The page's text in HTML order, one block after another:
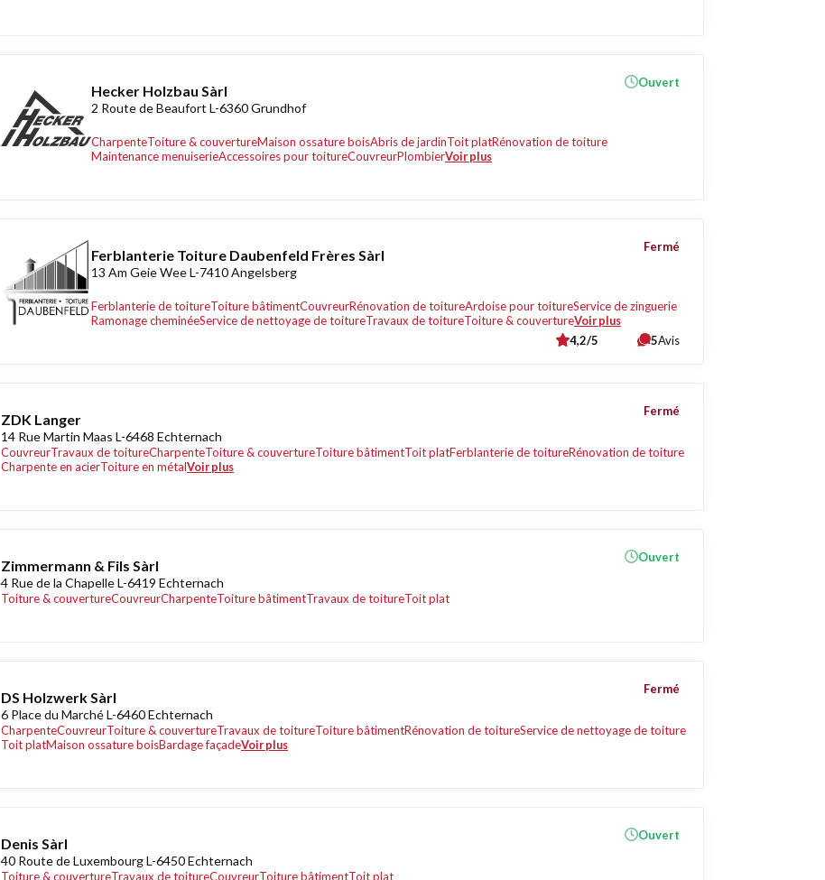
Hecker Holzbau Sàrl
2 Route de Beaufort L-6360 Grundhof
CharpenteToiture & couvertureMaison ossature boisAbris de jardinToit platRénovation de toiture
Maintenance menuiserieAccessoires pour toitureCouvreurPlombierVoir plus
Ouvert
Ferblanterie Toiture Daubenfeld Frères Sàrl
13 Am Geie Wee L-7410 Angelsberg
Ferblanterie de toitureToiture bâtimentCouvreurRénovation de toitureArdoise pour toitureService de zinguerie
Ramonage cheminéeService de nettoyage de toitureTravaux de toitureToiture & couvertureVoir plus
Fermé
4,2/5 5Avis
ZDK Langer
14 Rue Martin Maas L-6468 Echternach
CouvreurTravaux de toitureCharpenteToiture & couvertureToiture bâtimentToit platFerblanterie de toitureRénovation de toiture
Charpente en acierToiture en métalVoir plus
Fermé
Zimmermann & Fils Sàrl
4 Rue de la Chapelle L-6419 Echternach
Toiture & couvertureCouvreurCharpenteToiture bâtimentTravaux de toitureToit plat
Ouvert
DS Holzwerk Sàrl
6 Place du Marché L-6460 Echternach
CharpenteCouvreurToiture & couvertureTravaux de toitureToiture bâtimentRénovation de toitureService de nettoyage de toiture
Toit platMaison ossature boisBardage façadeVoir plus
Fermé
Denis Sàrl
40 Route de Luxembourg L-6450 Echternach
Toiture & couvertureTravaux de toitureCouvreurToiture bâtimentToit plat
Ouvert